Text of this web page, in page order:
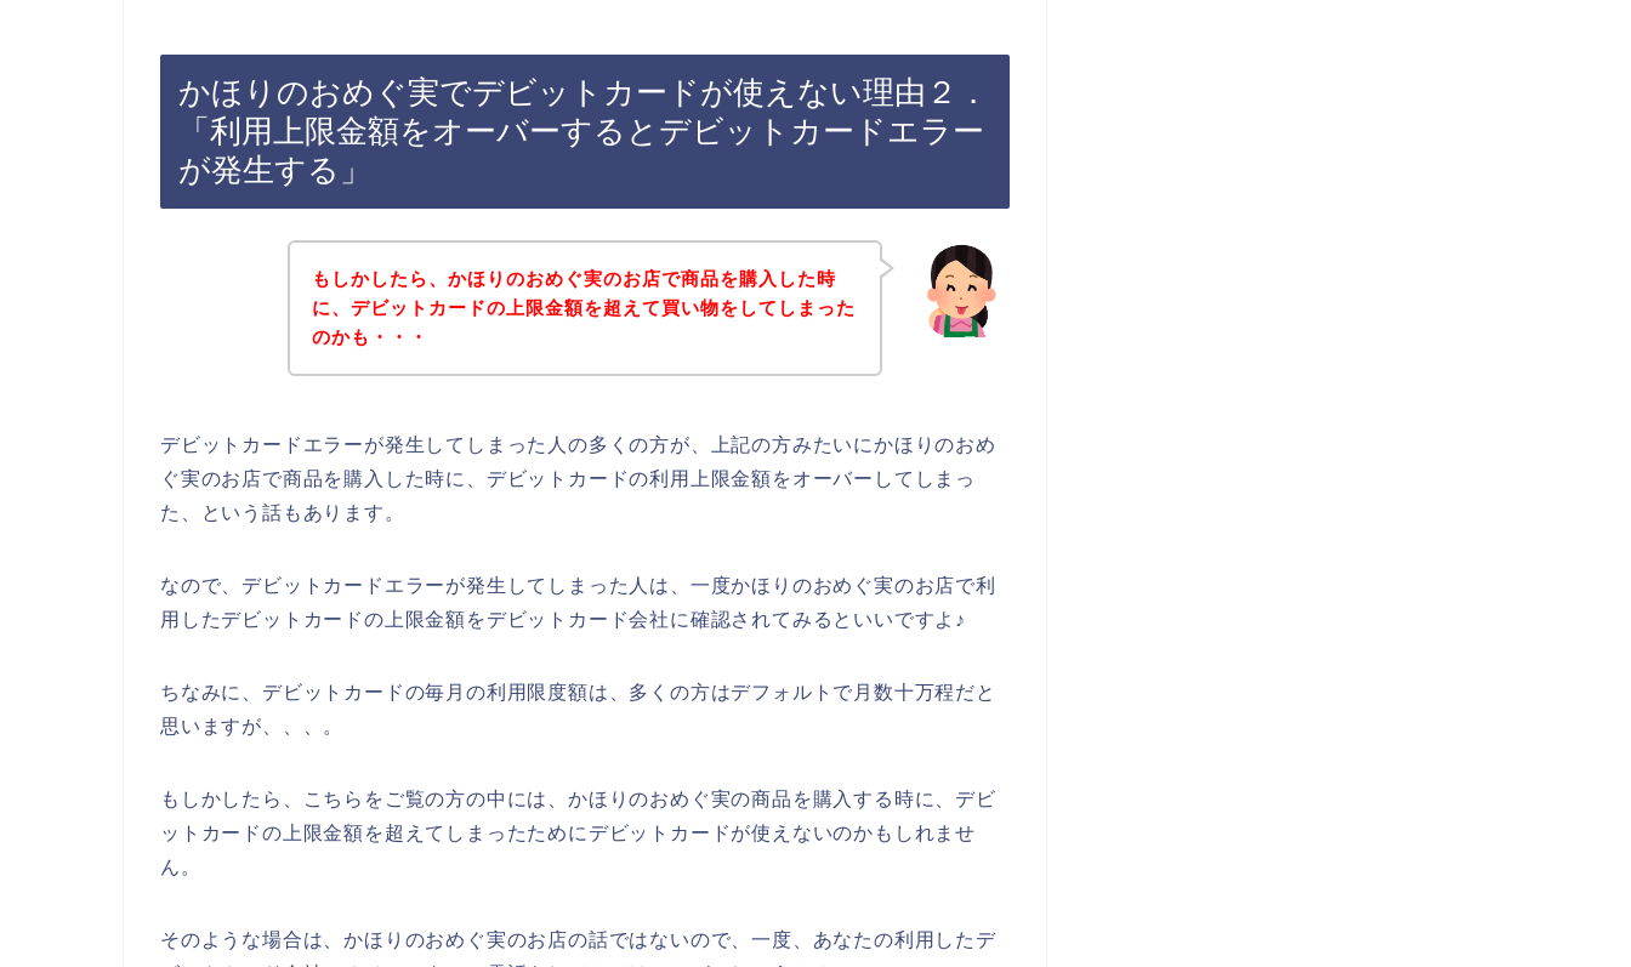
かほりのおめぐ実でデビットカードが使えない理由２．
「利用上限金額をオーバーするとデビットカードエラー
が発生する」
もしかしたら、かほりのおめぐ実のお店で商品を購入した時
に、デビットカードの上限金額を超えて買い物をしてしまった
のかも・・・
デビットカードエラーが発生してしまった人の多くの方が、上記の方みたいにかほりのおめ
ぐ実のお店で商品を購入した時に、デビットカードの利用上限金額をオーバーしてしまっ
た、という話もあります。
なので、デビットカードエラーが発生してしまった人は、一度かほりのおめぐ実のお店で利
用したデビットカードの上限金額をデビットカード会社に確認されてみるといいですよ♪
ちなみに、デビットカードの毎月の利用限度額は、多くの方はデフォルトで月数十万程だと
思いますが、、、。
もしかしたら、こちらをご覧の方の中には、かほりのおめぐ実の商品を購入する時に、デビ
ットカードの上限金額を超えてしまったためにデビットカードが使えないのかもしれませ
ん。
そのような場合は、かほりのおめぐ実のお店の話ではないので、一度、あなたの利用したデ